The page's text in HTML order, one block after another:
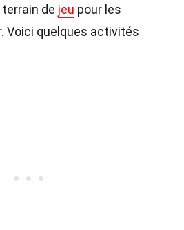
de jeu pour les
Voici quelques activités